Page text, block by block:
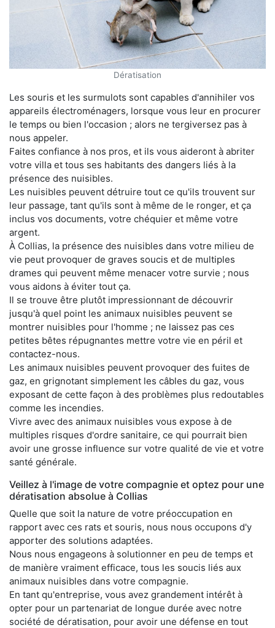
Dératisation
Les souris et les surmulots sont capables d'annihiler vos
appareils électroménagers, lorsque vous leur en procurer
le temps ou bien l'occasion ; alors ne tergiversez pas à
nous appeler.
Faites confiance à nos pros, et ils vous aideront à abriter
votre villa et tous ses habitants des dangers liés à la
présence des nuisibles.
Les nuisibles peuvent détruire tout ce qu'ils trouvent sur
leur passage, tant qu'ils sont à même de le ronger, et ça
inclus vos documents, votre chéquier et même votre
argent.
À Collias, la présence des nuisibles dans votre milieu de
vie peut provoquer de graves soucis et de multiples
drames qui peuvent même menacer votre survie ; nous
vous aidons à éviter tout ça.
Il se trouve être plutôt impressionnant de découvrir
jusqu'à quel point les animaux nuisibles peuvent se
montrer nuisibles pour l'homme ; ne laissez pas ces
petites bêtes répugnantes mettre votre vie en péril et
contactez-nous.
Les animaux nuisibles peuvent provoquer des fuites de
gaz, en grignotant simplement les câbles du gaz, vous
exposant de cette façon à des problèmes plus redoutables
comme les incendies.
Vivre avec des animaux nuisibles vous expose à de
multiples risques d'ordre sanitaire, ce qui pourrait bien
avoir une grosse influence sur votre qualité de vie et votre
santé générale.
Veillez à l'image de votre compagnie et optez pour une
dératisation absolue à Collias
Quelle que soit la nature de votre préoccupation en
rapport avec ces rats et souris, nous nous occupons d'y
apporter des solutions adaptées.
Nous nous engageons à solutionner en peu de temps et
de manière vraiment efficace, tous les soucis liés aux
animaux nuisibles dans votre compagnie.
En tant qu'entreprise, vous avez grandement intérêt à
opter pour un partenariat de longue durée avec notre
société de dératisation, pour avoir une défense en tout